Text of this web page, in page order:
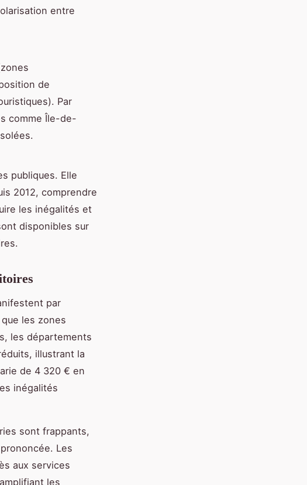
entre
de
Par
comme Île-de-
publiques. Elle
2012, comprendre
les inégalités et
disponibles sur
par
les zones
les départements
illustrant la
de 4 320 € en
inégalités
sont frappants,
Les
aux services
les